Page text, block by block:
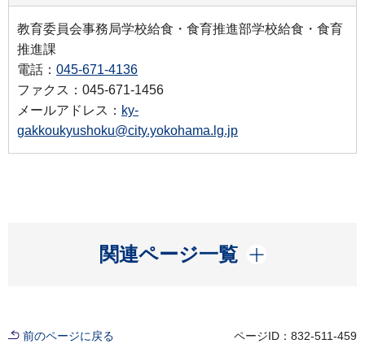
教育委員会事務局学校給食・食育推進部学校給食・食育
推進課
電話： 045-671-4136
ファクス：045-671-1456
メールアドレス： ky-
gakkoukyushoku@city.yokohama.lg.jp
関連ページ一覧
開く
前のページに戻る ページID：832-511-459